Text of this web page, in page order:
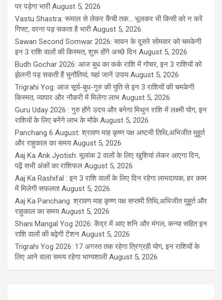
पर पड़ेगा भारी August 5, 2026
Vastu Shastra: रूमाल से लेकर कैंची तक... भूलकर भी किसी को न करें
गिफ्ट, वरना पड़ सकता है भारी August 5, 2026
Sawan Second Somwar 2026: सावन के दूसरे सोमवार को चमकेगी
इन 3 राशि वालों की किस्मत, शुरू होंगे अच्छे दिन August 5, 2026
Budh Gochar 2026: आज बुध का कर्क राशि में गोचर, इन 3 राशियों को
झेलनी पड़ सकती हैं चुनौतियां, यहां जानें उपाय August 5, 2026
Trigrahi Yog: आज सूर्य-बुध-गुरु की युति से इन 3 राशियों की चमकेगी
किस्मत, व्यापार और नौकरी में मिलेगा लाभ August 5, 2026
Guru Uday 2026 : गुरु होंगे उदय और बनेगा मिथुन राशि में लक्ष्मी योग, इन
राशियों के लिए बनेंगे लाभ के मौके August 5, 2026
Panchang 6 August: श्रावण माह कृष्ण पक्ष अष्टमी तिथि,अभिजीत मुहूर्त
और राहुकाल का समय August 5, 2026
Aaj Ka Ank Jyotish: मूलांक 2 वालों के लिए खुशियां लेकर आएगा दिन,
पढ़ें सभी अंकों का राशिफल August 5, 2026
Aaj Ka Rashifal : इन 3 राशि वालों के लिए दिन रहेगा लाभदायक, हर काम
में मिलेगी सफलता August 5, 2026
Aaj Ka Panchang: श्रावण माह कृष्ण पक्ष सप्तमी तिथि,अभिजीत मुहूर्त और
राहुकाल का समय August 5, 2026
Shani Mangal Yog 2026: केंद्र में आए शनि और मंगल, कन्या सहित इन
राशि वालों की बढ़ेगी टेंशन August 5, 2026
Trigrahi Yog 2026: 17 अगस्त तक रहेगा त्रिग्रही योग, इन राशियों के
लिए आने वाला समय रहेगा भाग्यशाली August 5, 2026